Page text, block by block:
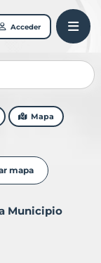
Acceder
Mapa
mapa
Municipio